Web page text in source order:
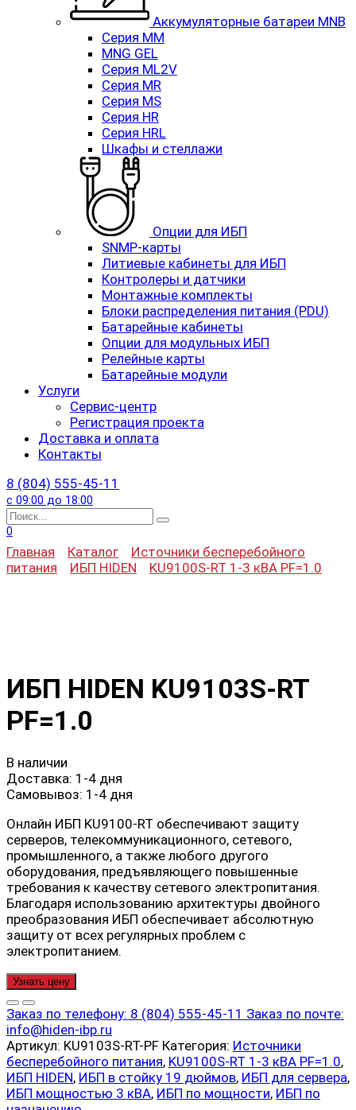
Аккумуляторные батареи MNB
Серия MM
MNG GEL
Серия ML2V
Серия MR
Серия MS
Серия HR
Серия HRL
Шкафы и стеллажи
Опции для ИБП
SNMP-карты
Литиевые кабинеты для ИБП
Контролеры и датчики
Монтажные комплекты
Блоки распределения питания (PDU)
Батарейные кабинеты
Опции для модульных ИБП
Релейные карты
Батарейные модули
Услуги
Сервис-центр
Регистрация проекта
Доставка и оплата
Контакты
8 (804) 555-45-11
с 09:00 до 18:00
Search
for:
0
Главная Каталог
Источники бесперебойного
питания
ИБП HIDEN KU9100S-RT 1-3 кВА PF=1.0
ИБП HIDEN KU9103S-RT
PF=1.0
В наличии
Доставка: 1-4 дня
Самовывоз: 1-4 дня
Онлайн ИБП KU9100-RT обеспечивают защиту
серверов, телекоммуникационного, сетевого,
промышленного, а также любого другого
оборудования, предъявляющего повышенные
требования к качеству сетевого электропитания.
Благодаря использованию архитектуры двойного
преобразования ИБП обеспечивает абсолютную
защиту от всех регулярных проблем с
электропитанием.
Узнать цену
Заказ по телефону: 8 (804) 555-45-11 Заказ по почте:
info@hiden-ibp.ru
Артикул: KU9103S-RT-PF Категория: Источники
бесперебойного питания, KU9100S-RT 1-3 кВА PF=1.0,
ИБП HIDEN, ИБП в стойку 19 дюймов, ИБП для сервера,
ИБП мощностью 3 кВА, ИБП по мощности, ИБП по